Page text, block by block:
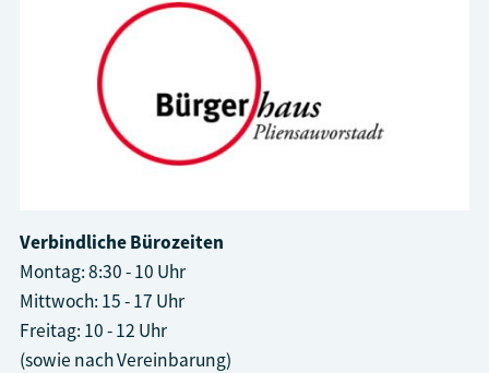
Verbindliche Bürozeiten
Montag: 8:30 - 10 Uhr
Mittwoch: 15 - 17 Uhr
Freitag: 10 - 12 Uhr
(sowie nach Vereinbarung)